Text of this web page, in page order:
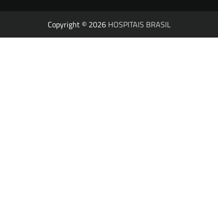
Copyright © 2026 HOSPITAIS BRASIL